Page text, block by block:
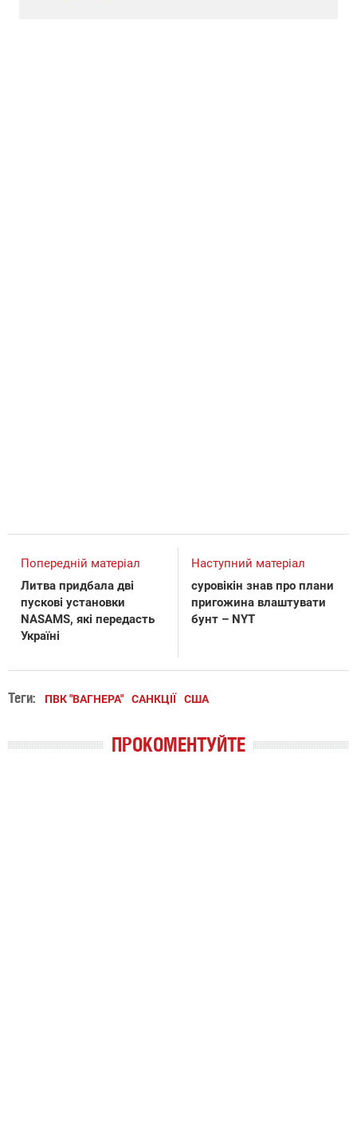
Попередній матеріал
Литва придбала дві
пускові установки
NASAMS, які передасть
Україні
Наступний матеріал
суровікін знав про плани
пригожина влаштувати
бунт – NYT
Теги: ПВК "ВАГНЕРА" САНКЦІЇ США
ПРОКОМЕНТУЙТЕ